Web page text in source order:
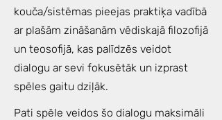
kouča/sistēmas pieejas praktiķa vadībā
ar plašām zināšanām vēdiskajā filozofijā
un teosofijā, kas palīdzēs veidot
dialogu ar sevi fokusētāk un izprast
spēles gaitu dziļāk.
Pati spēle veidos šo dialogu maksimāli